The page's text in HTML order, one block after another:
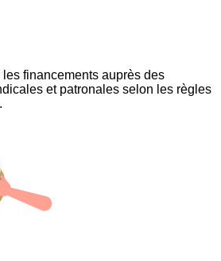
les financements auprès des
et patronales selon les règles